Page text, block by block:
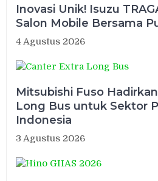
Inovasi Unik! Isuzu
Salon Mobile Bersama
4 Agustus 2026
Mitsubishi Fuso
Long Bus untuk Sektor
Indonesia
3 Agustus 2026